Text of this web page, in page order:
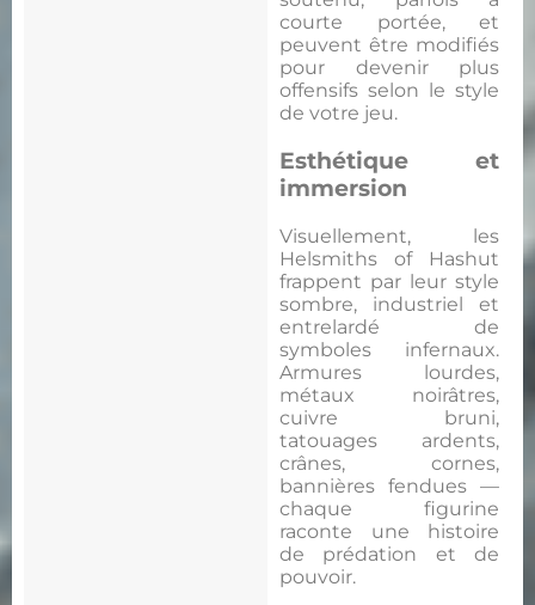
courte portée, et
peuvent être modifiés
pour devenir plus
offensifs selon le style
de votre jeu.
Esthétique et
immersion
Visuellement, les
Helsmiths of Hashut
frappent par leur style
sombre, industriel et
entrelardé de
symboles infernaux.
Armures lourdes,
métaux noirâtres,
cuivre bruni,
tatouages ardents,
crânes, cornes,
bannières fendues —
chaque figurine
raconte une histoire
de prédation et de
pouvoir.